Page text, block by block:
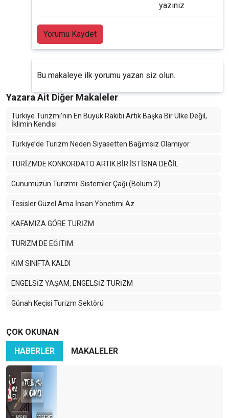
yazınız
Yorumu Kaydet
Bu makaleye ilk yorumu yazan siz olun.
Yazara Ait Diğer Makaleler
Türkiye Turizmi'nin En Büyük Rakibi Artık Başka Bir Ülke Değil,
İklimin Kendisi
Türkiye’de Turizm Neden Siyasetten Bağımsız Olamıyor
TURİZMDE KONKORDATO ARTIK BİR İSTİSNA DEĞİL
Günümüzün Turizmi: Sistemler Çağı (Bölüm 2)
Tesisler Güzel Ama İnsan Yönetimi Az
KAFAMIZA GÖRE TURİZM
TURIZM DE EĞİTİM
KİM SINIFTA KALDI
ENGELSİZ YAŞAM, ENGELSİZ TURİZM
Günah Keçisi Turizm Sektörü
Antalya Turizm Fuarı (ATF)
İhtiyaçlar stratejiniz, Sorunlarınız ise Hedefleriniz oluyor!
Buz dağının görünmeyen kısmına hazır mıyız?
ÜVEY EVLAT ALANYA
ÇOK OKUNAN
HABERLER
MAKALELER